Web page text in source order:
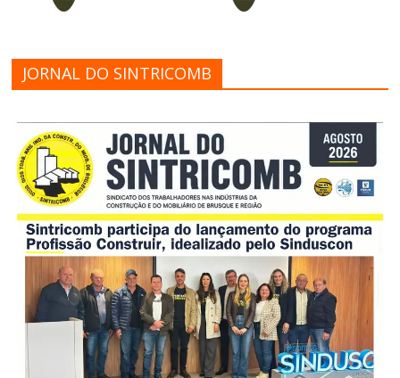
JORNAL DO SINTRICOMB